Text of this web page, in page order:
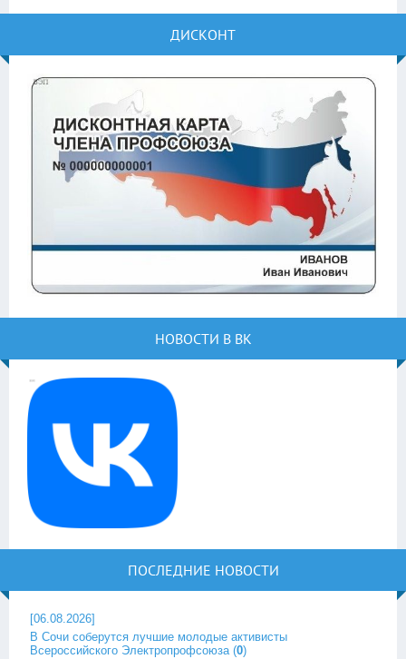
ДИСКОНТ
НОВОСТИ В ВК
ПОСЛЕДНИЕ НОВОСТИ
[06.08.2026]
В Сочи соберутся лучшие молодые активисты
Всероссийского Электропрофсоюза (0)